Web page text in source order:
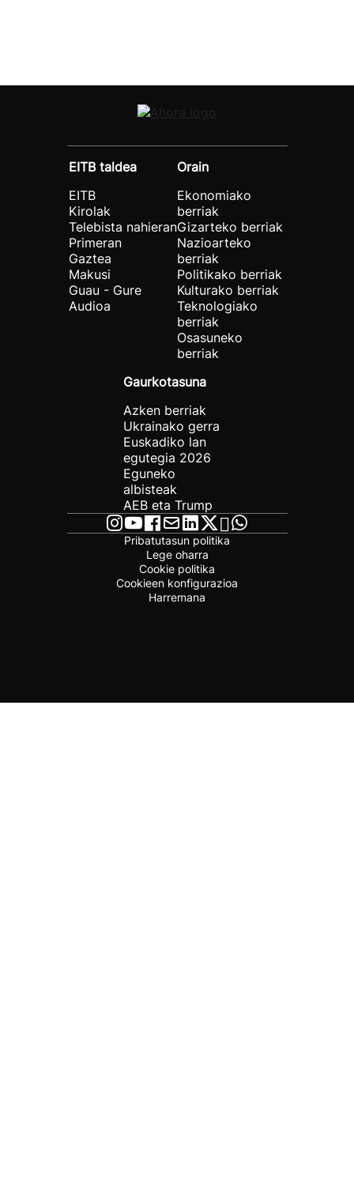
EITB taldea
EITB
Kirolak
Telebista nahieran
Primeran
Gaztea
Makusi
Guau - Gure
Audioa
Orain
Ekonomiako
berriak
Gizarteko berriak
Nazioarteko
berriak
Politikako berriak
Kulturako berriak
Teknologiako
berriak
Osasuneko
berriak
Gaurkotasuna
Azken berriak
Ukrainako gerra
Euskadiko lan
egutegia 2026
Eguneko
albisteak
AEB eta Trump
Pribatutasun politika
Lege oharra
Cookie politika
Cookieen konfigurazioa
Harremana